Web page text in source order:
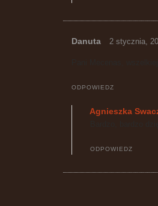
Danuta 2 stycznia,
ODPOWIEDZ
Agnieszka
ODPOWIEDZ